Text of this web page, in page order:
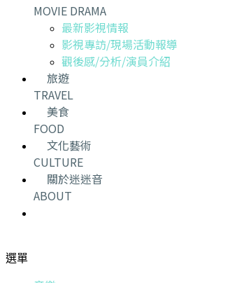
MOVIE DRAMA
最新影視情報
影視專訪/現場活動報導
觀後感/分析/演員介紹
旅遊
TRAVEL
美食
FOOD
文化藝術
CULTURE
關於迷迷音
ABOUT
選單